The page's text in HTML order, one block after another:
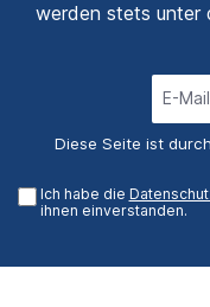
werden stets unter
Diese Seite ist
Ich habe die
ihnen einverstanden.